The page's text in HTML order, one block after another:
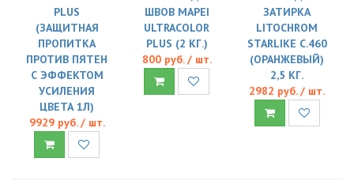
PLUS
(ЗАЩИТНАЯ
ПРОПИТКА
ПРОТИВ ПЯТЕН
С ЭФФЕКТОМ
УСИЛЕНИЯ
ЦВЕТА 1Л)
9929 руб. / шт.
ШВОВ MAPEI
ULTRACOLOR
PLUS (2 КГ.)
800 руб. / шт.
ЗАТИРКА
LITOCHROM
STARLIKE C.460
(ОРАНЖЕВЫЙ)
2,5 КГ.
2982 руб. / шт.